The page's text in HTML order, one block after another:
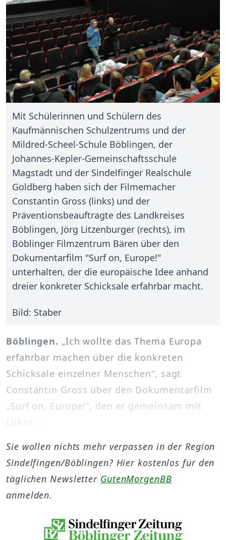
Mit Schülerinnen und Schülern des
Kaufmännischen Schulzentrums und der
Mildred-Scheel-Schule Böblingen, der
Johannes-Kepler-Gemeinschaftsschule
Magstadt und der Sindelfinger Realschule
Goldberg haben sich der Filmemacher
Constantin Gross (links) und der
Präventionsbeauftragte des Landkreises
Böblingen, Jörg Litzenburger (rechts), im
Böblinger Filmzentrum Bären über den
Dokumentarfilm "Surf on, Europe!"
unterhalten, der die europäische Idee anhand
dreier konkreter Schicksale erfahrbar macht.
Bild: Staber
Böblingen. „Ich wollte das Thema Europa
erfahrbar machen über die konkreten
Schicksale einzelner Menschen“, sagt
Constantin Gross über den Dokumentarfilm
„Surf on, Europe!“, den er gemeinsam mit
Lukas ...
Sie wollen nichts mehr verpassen in der Region
Sindelfingen/Böblingen? Hier kostenlos für den
täglichen Newsletter GutenMorgenBB
anmelden.